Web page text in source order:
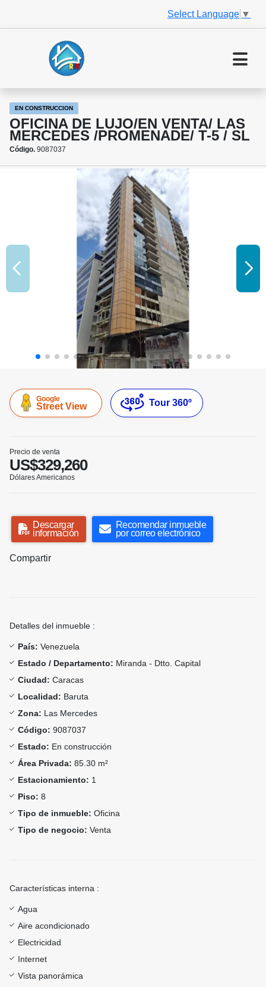
Select Language ▼
EN CONSTRUCCION
OFICINA DE LUJO/EN VENTA/ LAS
MERCEDES /PROMENADE/ T-5 / SL
Código. 9087037
Google
Street View Tour 360º
Precio de venta
US$329,260
Dólares Americanos
Descargar
información
Recomendar inmueble
por correo electrónico
Compartir
Detalles del inmueble :
País: Venezuela
Estado / Departamento: Miranda - Dtto. Capital
Ciudad: Caracas
Localidad: Baruta
Zona: Las Mercedes
Código: 9087037
Estado: En construcción
Área Privada: 85.30 m²
Estacionamiento: 1
Piso: 8
Tipo de inmueble: Oficina
Tipo de negocio: Venta
Características interna :
Agua
Aire acondicionado
Electricidad
Internet
Vista panorámica